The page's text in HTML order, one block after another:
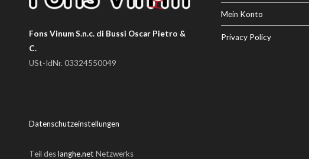
Fons Vinum S.n.c. di Bussi Oscar Pietro &
C.
USt-IdNr. 03324550049
Datenschutzeinstellungen
Teil deslanghe.net Netzwerks
Mein Konto
Privacy Policy